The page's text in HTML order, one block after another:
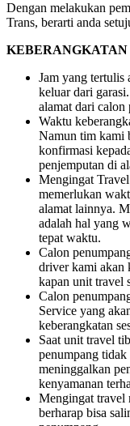
Dengan melakukan
Trans, berarti anda
Jam yang tertulis
keluar dari
alamat dari calon
Waktu
Namun tim kami
konfirmasi
penjemputan di
Mengingat
memerlukan
alamat lainnya.
adalah hal yang
tepat waktu.
Calon
driver kami akan
kapan unit travel
Calon
Service yang
keberangkatan
Saat unit travel
penumpang
meninggalkan
kenyamanan
Mengingat travel
berharap bisa